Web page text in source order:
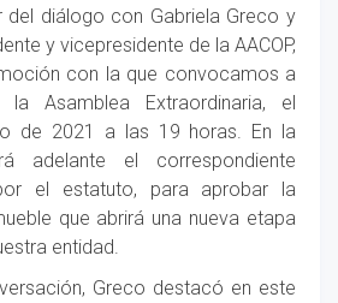
del diálogo con Gabriela Greco y
y vicepresidente de la AACOP,
con la que convocamos a
Asamblea Extraordinaria, el
de 2021 a las 19 horas. En la
adelante el correspondiente
el estatuto, para aprobar la
que abrirá una nueva etapa
entidad.
Greco destacó en este